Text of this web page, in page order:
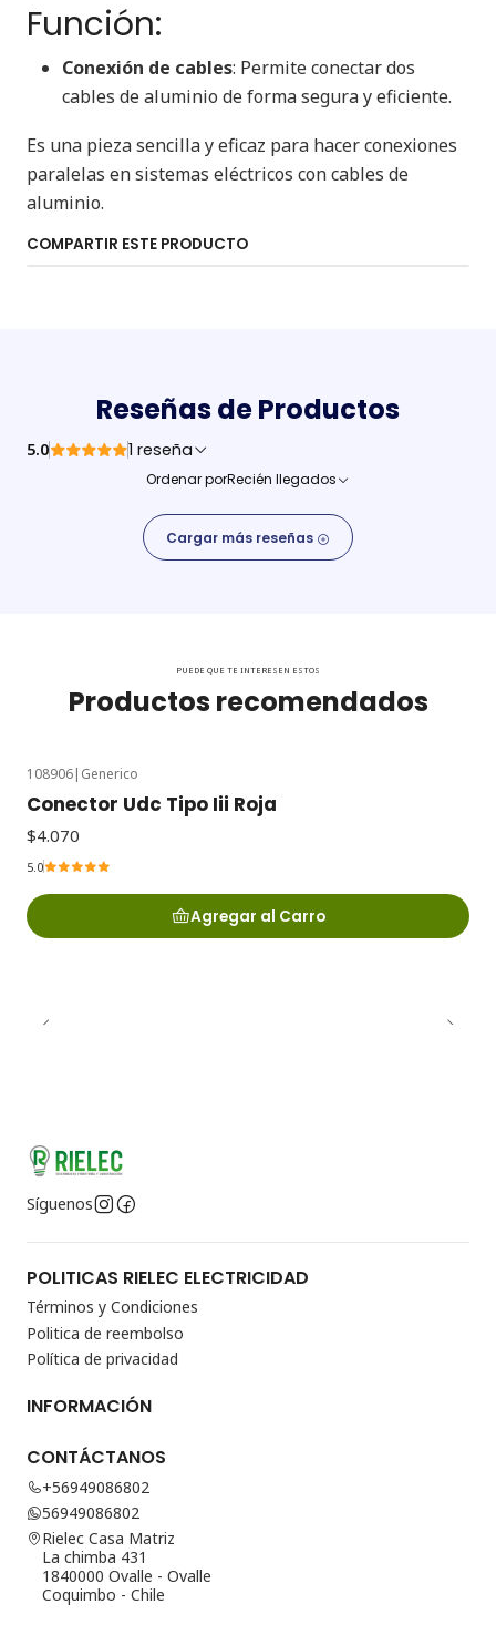
Función:
Conexión de cables: Permite conectar dos
cables de aluminio de forma segura y eficiente.
Es una pieza sencilla y eficaz para hacer conexiones
paralelas en sistemas eléctricos con cables de
aluminio.
COMPARTIR ESTE PRODUCTO
Reseñas de Productos
5.0 1 reseña
Ordenar porRecién llegados
Cargar más reseñas
PUEDE QUE TE INTERESEN ESTOS
Productos recomendados
108906| Generico
Conector Udc Tipo Iii Roja
$4.070
5.0
Agregar al Carro
Síguenos
POLITICAS RIELEC ELECTRICIDAD
Términos y Condiciones
Politica de reembolso
Política de privacidad
INFORMACIÓN
CONTÁCTANOS
+56949086802
56949086802
Rielec Casa Matriz
La chimba 431
1840000 Ovalle - Ovalle
Coquimbo - Chile